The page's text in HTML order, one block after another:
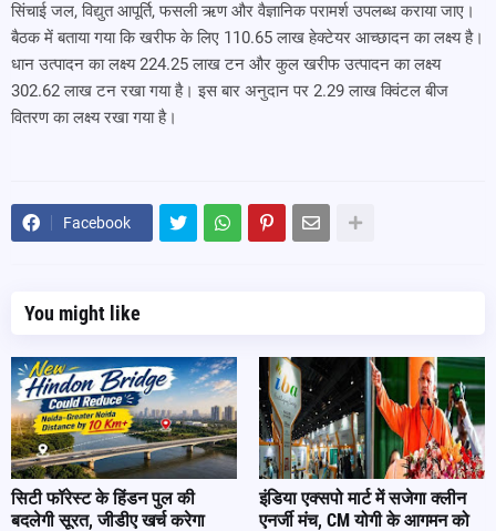
सिंचाई जल, विद्युत आपूर्ति, फसली ऋण और वैज्ञानिक परामर्श उपलब्ध कराया जाए।
बैठक में बताया गया कि खरीफ के लिए 110.65 लाख हेक्टेयर आच्छादन का लक्ष्य है।
धान उत्पादन का लक्ष्य 224.25 लाख टन और कुल खरीफ उत्पादन का लक्ष्य
302.62 लाख टन रखा गया है। इस बार अनुदान पर 2.29 लाख क्विंटल बीज
वितरण का लक्ष्य रखा गया है।
Facebook
You might like
सिटी फॉरेस्ट के हिंडन पुल की
बदलेगी सूरत, जीडीए खर्च करेगा
इंडिया एक्सपो मार्ट में सजेगा क्लीन
एनर्जी मंच, CM योगी के आगमन को